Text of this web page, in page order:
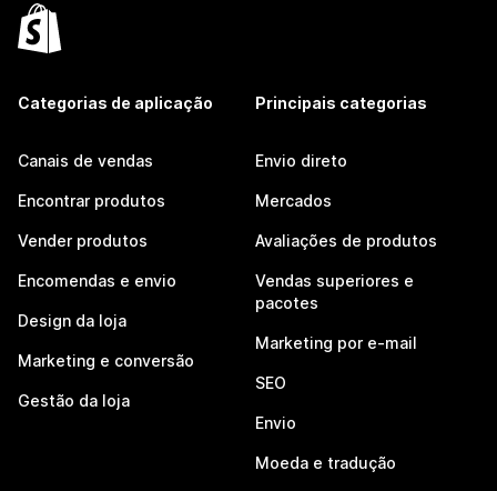
Categorias de aplicação
Canais de vendas
Encontrar produtos
Vender produtos
Encomendas e envio
Design da loja
Marketing e conversão
Gestão da loja
Principais categorias
Envio direto
Mercados
Avaliações de produtos
Vendas superiores e
pacotes
Marketing por e-mail
SEO
Envio
Moeda e tradução